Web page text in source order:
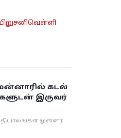
சனிவெள்ளி
கடல்
இருவர்
முன்னர்